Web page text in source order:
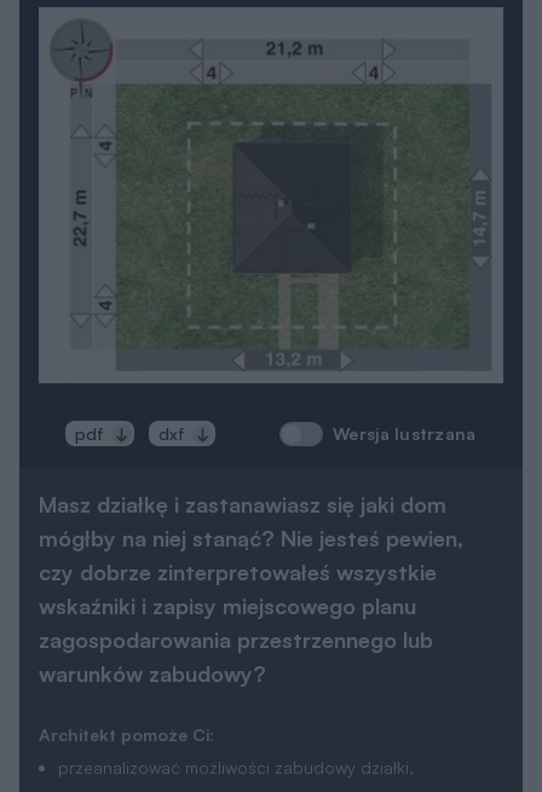
pdf dxf Wersja lustrzana
Masz działkę i zastanawiasz się jaki dom
mógłby na niej stanąć? Nie jesteś pewien,
czy dobrze zinterpretowałeś wszystkie
wskaźniki i zapisy miejscowego planu
zagospodarowania przestrzennego lub
warunków zabudowy?
Architekt pomoże Ci:
przeanalizować możliwości zabudowy działki,